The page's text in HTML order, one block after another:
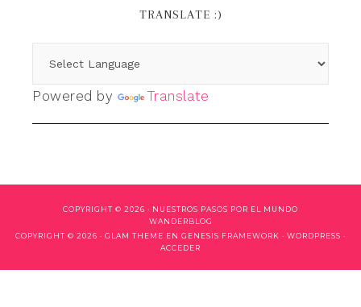
TRANSLATE :)
Powered by Translate
COPYRIGHT © 2026 · NUESTROS PASOS POR EL MUNDO
WANDERBLOG
COPYRIGHT © 2026 · GLAM THEME EN GENESIS FRAMEWORK · WORDPRESS ·
ACCEDER